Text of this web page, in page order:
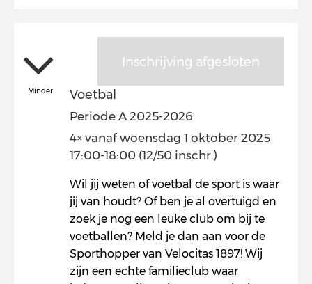
Inschrijving afgesloten
Minder Voetbal
Periode A 2025-2026
4× vanaf woensdag 1 oktober 2025
17:00-18:00 (12/50 inschr.)
Wil jij weten of voetbal de sport is waar
jij van houdt? Of ben je al overtuigd en
zoek je nog een leuke club om bij te
voetballen? Meld je dan aan voor de
Sporthopper van Velocitas 1897! Wij
zijn een echte familieclub waar